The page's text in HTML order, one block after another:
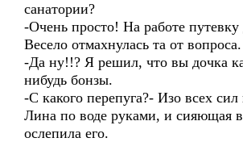
санатории?
-Очень просто! На работе
Весело отмахнулась та от вопроса.
-Да ну!!? Я решил, что вы дочка
нибудь бонзы.
-С какого перепуга?- Изо всех
Лина по воде руками, и сияющая
ослепила его.